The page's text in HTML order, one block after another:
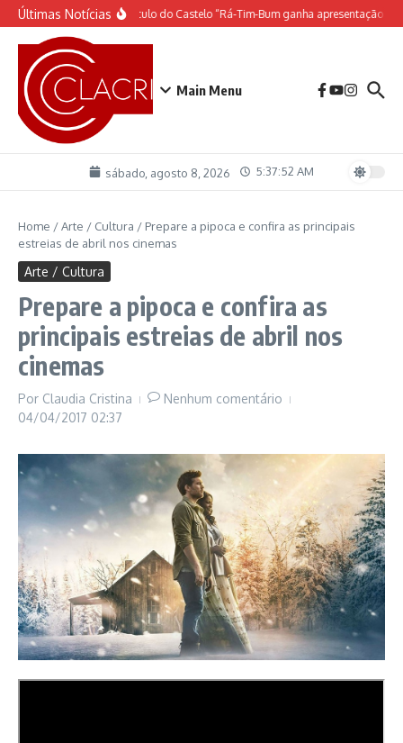
Ir para o conteúdo
Últimas NotíciasO espetáculo do Castelo “Rá-Tim-Bum ganha apresentação de
Main Menu
sábado, agosto 8, 2026 5:37:52 AM
Home /Arte / Cultura / Prepare a pipoca e confira as principais
estreias de abril nos cinemas
Arte / Cultura
Prepare a pipoca e confira as
principais estreias de abril nos
cinemas
Por Claudia Cristina
Nenhum comentário
04/04/2017 02:37